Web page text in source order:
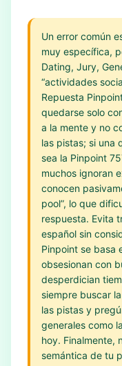
Un error común
muy específica,
Dating, Jury,
“actividades
Repuesta
quedarse solo
a la mente y no
las pistas; si una
sea la Pinpoint
muchos ignoran
conocen
pool”, lo que
respuesta. Evita
español sin
Pinpoint se basa
obsesionan con
desperdician
siempre buscar
las pistas y
generales como
hoy. Finalmente,
semántica de tu